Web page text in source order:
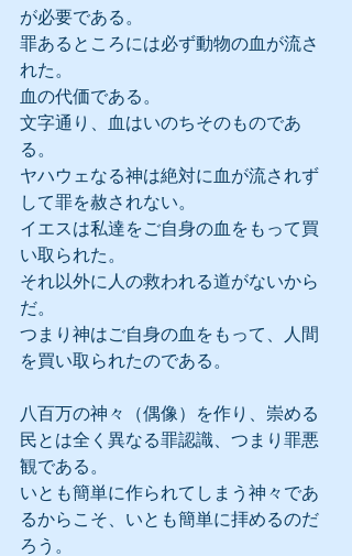
が必要である。
罪あるところには必ず動物の血が流さ
れた。
血の代価である。
文字通り、血はいのちそのものであ
る。
ヤハウェなる神は絶対に血が流されず
して罪を赦されない。
イエスは私達をご自身の血をもって買
い取られた。
それ以外に人の救われる道がないから
だ。
つまり神はご自身の血をもって、人間
を買い取られたのである。
八百万の神々（偶像）を作り、崇める
民とは全く異なる罪認識、つまり罪悪
観である。
いとも簡単に作られてしまう神々であ
るからこそ、いとも簡単に拝めるのだ
ろう。